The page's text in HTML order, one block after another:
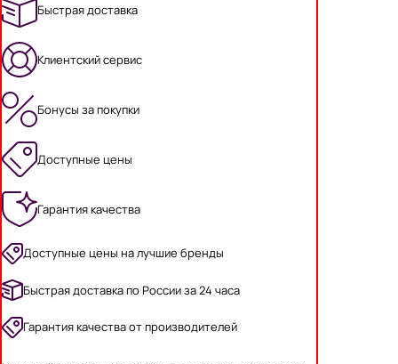
Быстрая доставка
Клиентский сервис
Бонусы за покупки
Доступные цены
Гарантия качества
Доступные цены на лучшие бренды
Быстрая доставка по России за 24 часа
Гарантия качества от производителей